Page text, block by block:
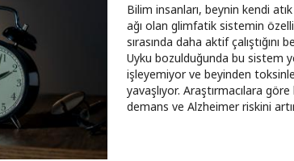
Bilim insanları, beynin kendi
ağı olan glimfatik sistemin
sırasında daha aktif çalıştığını
Uyku bozulduğunda bu sistem
işleyemiyor ve beyinden
yavaşlıyor. Araştırmacılara
demans ve Alzheimer riskini